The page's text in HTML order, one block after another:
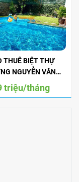
THUÊ BIỆT THỰ
NGUYỄN VĂN
THẢO ĐIỀN
triệu/tháng